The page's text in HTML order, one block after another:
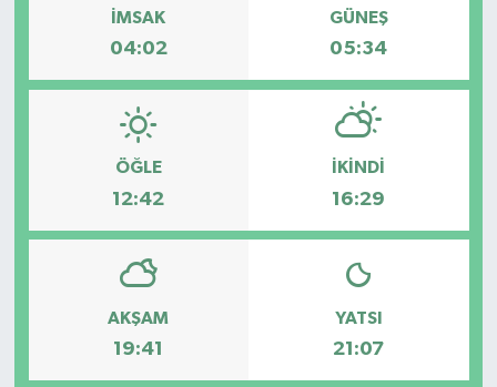
İMSAK
04:02
GÜNEŞ
05:34
ÖĞLE
12:42
İKINDI
16:29
AKŞAM
19:41
YATSI
21:07